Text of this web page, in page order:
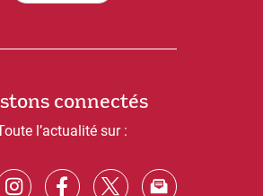
connectés
l’actualité sur :